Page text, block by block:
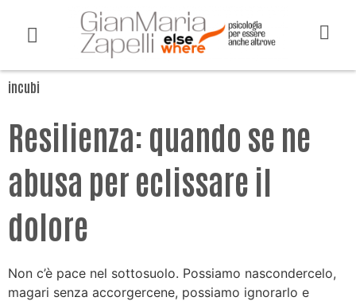
incubi
Resilienza: quando se ne
abusa per eclissare il
dolore
Non c’è pace nel sottosuolo. Possiamo nascondercelo,
magari senza accorgercene, possiamo ignorarlo e